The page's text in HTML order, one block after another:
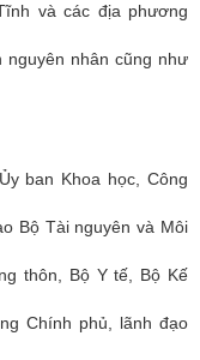
và các địa phương
nguyên nhân cũng như
ban Khoa học, Công
Bộ Tài nguyên và Môi
thôn, Bộ Y tế, Bộ Kế
Chính phủ, lãnh đạo